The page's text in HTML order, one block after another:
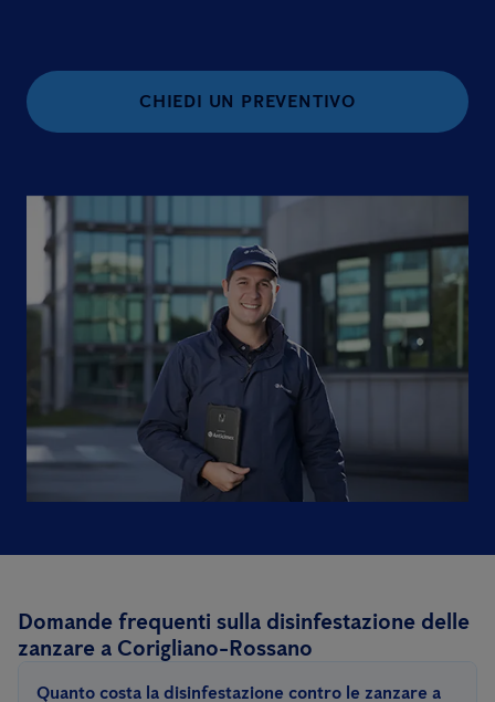
CHIEDI UN PREVENTIVO
Domande frequenti sulla disinfestazione delle
zanzare a Corigliano-Rossano
Quanto costa la disinfestazione contro le zanzare a